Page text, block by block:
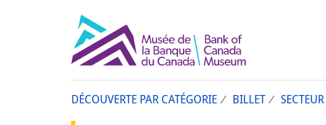
DÉCOUVERTE PAR CATÉGORIE BILLET